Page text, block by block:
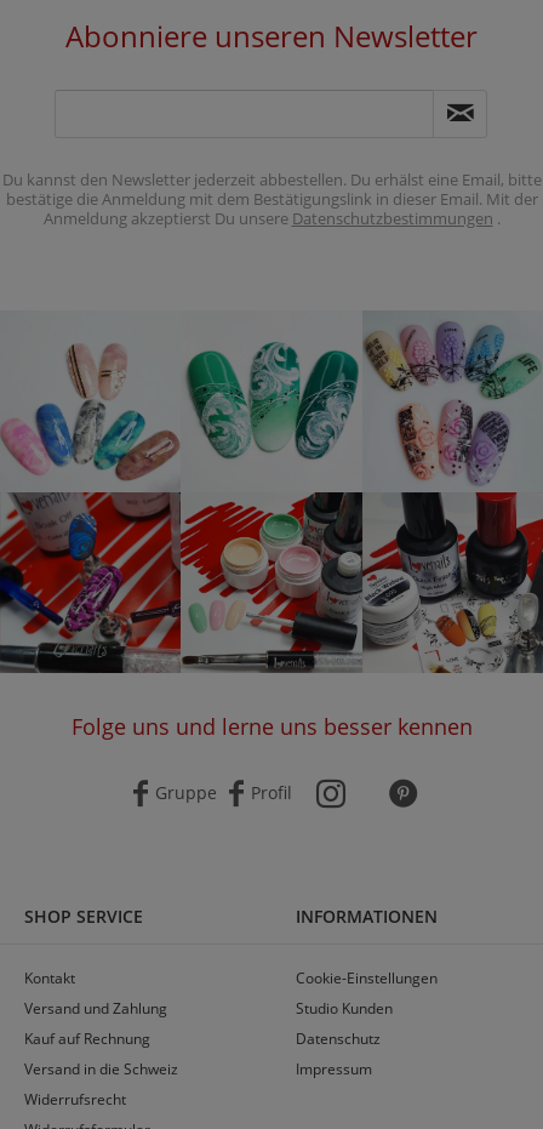
Abonniere unseren Newsletter
Du kannst den Newsletter jederzeit abbestellen. Du erhälst eine Email, bitte
bestätige die Anmeldung mit dem Bestätigungslink in dieser Email. Mit der
Anmeldung akzeptierst Du unsere Datenschutzbestimmungen .
Folge uns und lerne uns besser kennen
Gruppe Profil
SHOP SERVICE
Kontakt
Versand und Zahlung
Kauf auf Rechnung
Versand in die Schweiz
Widerrufsrecht
INFORMATIONEN
Cookie-Einstellungen
Studio Kunden
Datenschutz
Impressum